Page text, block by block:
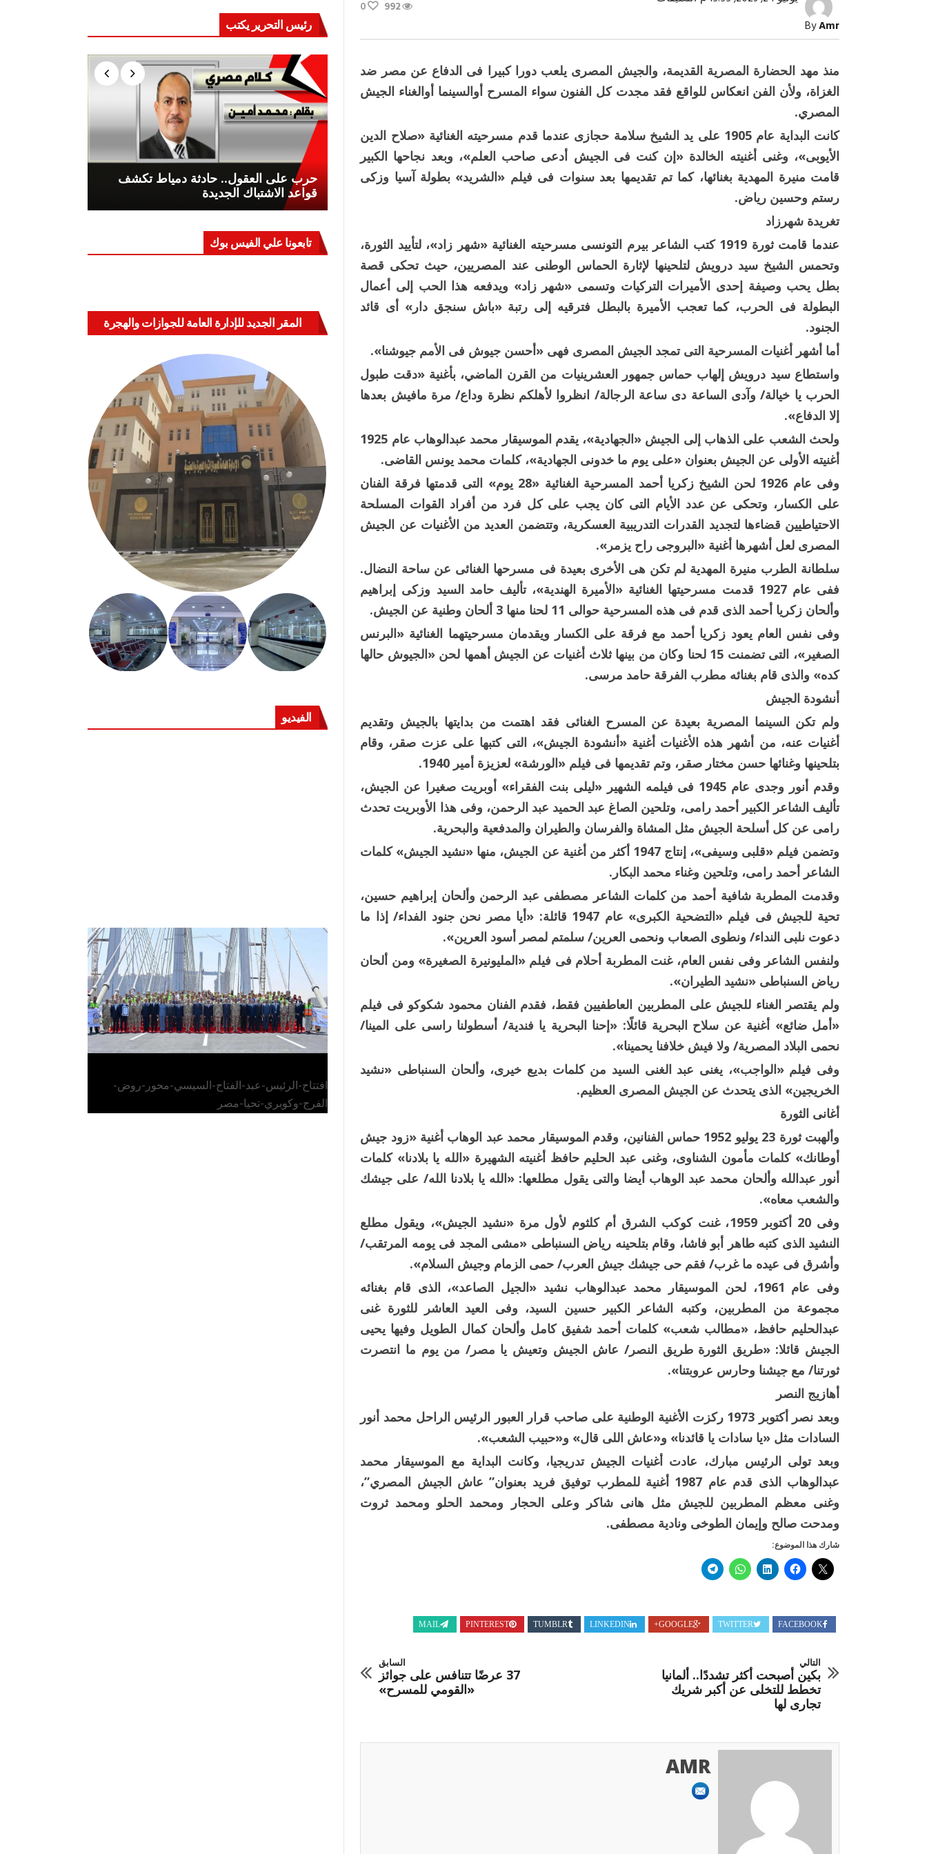
ByAmr
يوليو..
يغنون:
أعظم
جيوش
في
مغلقة
992
0
منذ مهد الحضارة المصرية القديمة، والجيش المصرى يلعب دورا كبيرا فى الدفاع عن مصر ضد
الغزاة‏، ولأن الفن انعكاس للواقع فقد مجدت كل الفنون سواء المسرح أوالسينما أوالغناء الجيش
المصري.
كانت البداية عام 1905 على يد الشيخ سلامة حجازى عندما قدم مسرحيته الغنائية «صلاح الدين
الأيوبى»، وغنى أغنيته الخالدة «إن كنت فى الجيش أدعى صاحب العلم»، وبعد نجاحها الكبير
قامت منيرة المهدية بغنائها، كما تم تقديمها بعد سنوات فى فيلم «الشريد» بطولة آسيا وزكى
رستم وحسين رياض.
تغريدة شهرزاد
عندما قامت ثورة 1919 كتب الشاعر بيرم التونسى مسرحيته الغنائية «شهر زاد»، لتأييد الثورة،
وتحمس الشيخ سيد درويش لتلحينها لإثارة الحماس الوطنى عند المصريين، حيث تحكى قصة
بطل يحب وصيفة إحدى الأميرات التركيات وتسمى «شهر زاد» ويدفعه هذا الحب إلى أعمال
البطولة فى الحرب، كما تعجب الأميرة بالبطل فترقيه إلى رتبة «باش سنجق دار» أى قائد
الجنود.
أما أشهر أغنيات المسرحية التى تمجد الجيش المصرى فهى «أحسن جيوش فى الأمم جيوشنا».
واستطاع سيد درويش إلهاب حماس جمهور العشرينيات من القرن الماضي، بأغنية «دقت طبول
الحرب يا خيالة/ وآدى الساعة دى ساعة الرجالة/ انظروا لأهلكم نظرة وداع/ مرة مافيش بعدها
إلا الدفاع».
ولحث الشعب على الذهاب إلى الجيش «الجهادية»، يقدم الموسيقار محمد عبدالوهاب عام 1925
أغنيته الأولى عن الجيش بعنوان «على يوم ما خدونى الجهادية»، كلمات محمد يونس القاضى.
وفى عام 1926 لحن الشيخ زكريا أحمد المسرحية الغنائية «28 يوم» التى قدمتها فرقة الفنان
على الكسار، وتحكى عن عدد الأيام التى كان يجب على كل فرد من أفراد القوات المسلحة
الاحتياطيين قضاءها لتجديد القدرات التدريبية العسكرية، وتتضمن العديد من الأغنيات عن الجيش
المصرى لعل أشهرها أغنية «البروجى راح يزمر».
سلطانة الطرب منيرة المهدية لم تكن هى الأخرى بعيدة فى مسرحها الغنائى عن ساحة النضال.
ففى عام 1927 قدمت مسرحيتها الغنائية «الأميرة الهندية»، تأليف حامد السيد وزكى إبراهيم
وألحان زكريا أحمد الذى قدم فى هذه المسرحية حوالى 11 لحنا منها 3 ألحان وطنية عن الجيش.
وفى نفس العام يعود زكريا أحمد مع فرقة على الكسار ويقدمان مسرحيتهما الغنائية «البرنس
الصغير»، التى تضمنت 15 لحنا وكان من بينها ثلاث أغنيات عن الجيش أهمها لحن «الجيوش حالها
كده» والذى قام بغنائه مطرب الفرقة حامد مرسى.
أنشودة الجيش
ولم تكن السينما المصرية بعيدة عن المسرح الغنائى فقد اهتمت من بدايتها بالجيش وتقديم
أغنيات عنه، من أشهر هذه الأغنيات أغنية «أنشودة الجيش»، التى كتبها على عزت صقر، وقام
بتلحينها وغنائها حسن مختار صقر، وتم تقديمها فى فيلم «الورشة» لعزيزة أمير 1940.
وقدم أنور وجدى عام 1945 فى فيلمه الشهير «ليلى بنت الفقراء» أوبريت صغيرا عن الجيش،
تأليف الشاعر الكبير أحمد رامى، وتلحين الصاغ عبد الحميد عبد الرحمن، وفى هذا الأوبريت تحدث
رامى عن كل أسلحة الجيش مثل المشاة والفرسان والطيران والمدفعية والبحرية.
وتضمن فيلم «قلبى وسيفى»، إنتاج 1947 أكثر من أغنية عن الجيش، منها «نشيد الجيش» كلمات
الشاعر أحمد رامى، وتلحين وغناء محمد البكار.
وقدمت المطربة شافية أحمد من كلمات الشاعر مصطفى عبد الرحمن وألحان إبراهيم حسين،
تحية للجيش فى فيلم «التضحية الكبرى» عام 1947 قائلة: «أيا مصر نحن جنود الفداء/ إذا ما
دعوت نلبى النداء/ ونطوى الصعاب ونحمى العرين/ سلمتم لمصر أسود العرين».
ولنفس الشاعر وفى نفس العام، غنت المطربة أحلام فى فيلم «المليونيرة الصغيرة» ومن ألحان
رياض السنباطى «نشيد الطيران».
ولم يقتصر الغناء للجيش على المطربين العاطفيين فقط، فقدم الفنان محمود شكوكو فى فيلم
«أمل ضائع» أغنية عن سلاح البحرية قائلًا: «إحنا البحرية يا فندية/ أسطولنا راسى على المينا/
نحمى البلاد المصرية/ ولا فيش خلافنا يحمينا».
وفى فيلم «الواجب»، يغنى عبد الغنى السيد من كلمات بديع خيرى، وألحان السنباطى «نشيد
الخريجين» الذى يتحدث عن الجيش المصرى العظيم.
أغانى الثورة
وألهبت ثورة 23 يوليو 1952 حماس الفنانين، وقدم الموسيقار محمد عبد الوهاب أغنية «زود جيش
أوطانك» كلمات مأمون الشناوى، وغنى عبد الحليم حافظ أغنيته الشهيرة «الله يا بلادنا» كلمات
أنور عبدالله وألحان محمد عبد الوهاب أيضا والتى يقول مطلعها: «الله يا بلادنا الله/ على جيشك
والشعب معاه».
وفى 20 أكتوبر 1959، غنت كوكب الشرق أم كلثوم لأول مرة «نشيد الجيش»، ويقول مطلع
النشيد الذى كتبه طاهر أبو فاشا، وقام بتلحينه رياض السنباطى «مشى المجد فى يومه المرتقب/
وأشرق فى عيده ما غرب/ فقم حى جيشك جيش العرب/ حمى الزمام وجيش السلام».
وفى عام 1961، لحن الموسيقار محمد عبدالوهاب نشيد «الجيل الصاعد»، الذى قام بغنائه
مجموعة من المطربين، وكتبه الشاعر الكبير حسين السيد، وفى العيد العاشر للثورة غنى
عبدالحليم حافظ، «مطالب شعب» كلمات أحمد شفيق كامل وألحان كمال الطويل وفيها يحيى
الجيش قائلا: «طريق الثورة طريق النصر/ عاش الجيش وتعيش يا مصر/ من يوم ما انتصرت
ثورتنا/ مع جيشنا وحارس عروبتنا».
أهازيج النصر
وبعد نصر أكتوبر 1973 ركزت الأغنية الوطنية على صاحب قرار العبور الرئيس الراحل محمد أنور
السادات مثل «يا سادات يا قائدنا» و«عاش اللى قال» و«حبيب الشعب».
وبعد تولى الرئيس مبارك، عادت أغنيات الجيش تدريجيا، وكانت البداية مع الموسيقار محمد
عبدالوهاب الذى قدم عام 1987 أغنية للمطرب توفيق فريد بعنوان” عاش الجيش المصري”،
وغنى معظم المطربين للجيش مثل هانى شاكر وعلى الحجار ومحمد الحلو ومحمد ثروت
ومدحت صالح وإيمان الطوخى ونادية مصطفى.
شارك هذا الموضوع:
FACEBOOK
TWITTER
GOOGLE+
LINKEDIN
TUMBLR
PINTEREST
MAIL
السابق
37 عرضًا تتنافس على جوائز
«القومي للمسرح»
التالي
بكين أصبحت أكثر تشددًا.. ألمانيا
تخطط للتخلى عن أكبر شريك
تجارى لها
AMR
رئيس التحرير يكتب
حرب على العقول.. حادثة دمياط تكشف
قواعد الاشتباك الجديدة
كيف تحمي مصر ثرواتها في الجنوب؟
جهاز مستقبل مصر نموذجا.. لماذا تُنشئ
الدول كيانات تنموية عملاقة؟
تابعونا علي الفيس بوك
المقر الجديد للإدارة العامة للجوازات والهجرة
الفيديو
الرئيس عبد الفتاح السيسي يفتتح محور روض
الفرج وكوبري تحيا مصر
افتتاح-الرئيس-عبد-الفتاح-السيسي-محور-روض-
الفرج-وكوبري-تحيا-مصر